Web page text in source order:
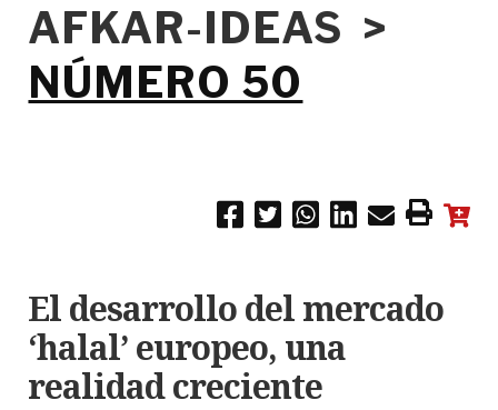
AFKAR-IDEAS >
NÚMERO 50
El desarrollo del mercado
‘halal’ europeo, una
realidad creciente